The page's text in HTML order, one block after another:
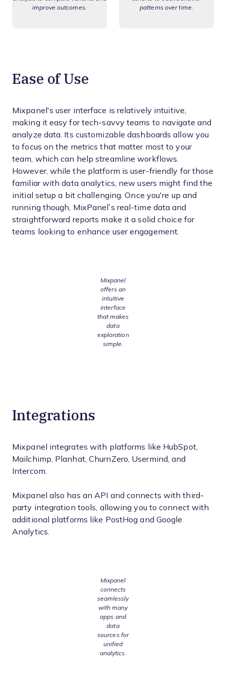
improve outcomes.
patterns over time.
Ease of Use
Mixpanel's user interface is relatively intuitive,
making it easy for tech-savvy teams to navigate and
analyze data. Its customizable dashboards allow you
to focus on the metrics that matter most to your
team, which can help streamline workflows.
However, while the platform is user-friendly for those
familiar with data analytics, new users might find the
initial setup a bit challenging. Once you're up and
running though, MixPanel’s real-time data and
straightforward reports make it a solid choice for
teams looking to enhance user engagement.
Mixpanel
offers an
intuitive
interface
that makes
data
exploration
simple.
Integrations
Mixpanel integrates with platforms like HubSpot,
Mailchimp, Planhat, ChurnZero, Usermind, and
Intercom.
Mixpanel also has an API and connects with third-
party integration tools, allowing you to connect with
additional platforms like PostHog and Google
Analytics.
Mixpanel
connects
seamlessly
with many
apps and
data
sources for
unified
analytics.